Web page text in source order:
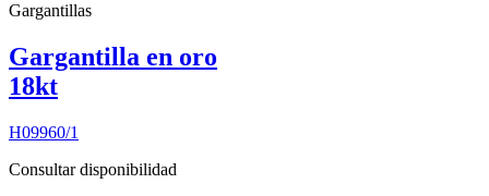
Gargantillas
Gargantilla en oro
18kt
H09960/1
Consultar disponibilidad